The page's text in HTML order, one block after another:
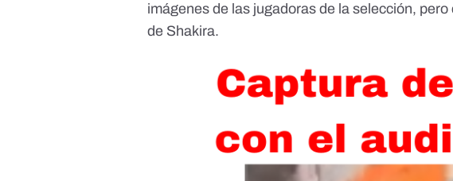
imágenes de las jugadoras de la selección, pero
de Shakira.